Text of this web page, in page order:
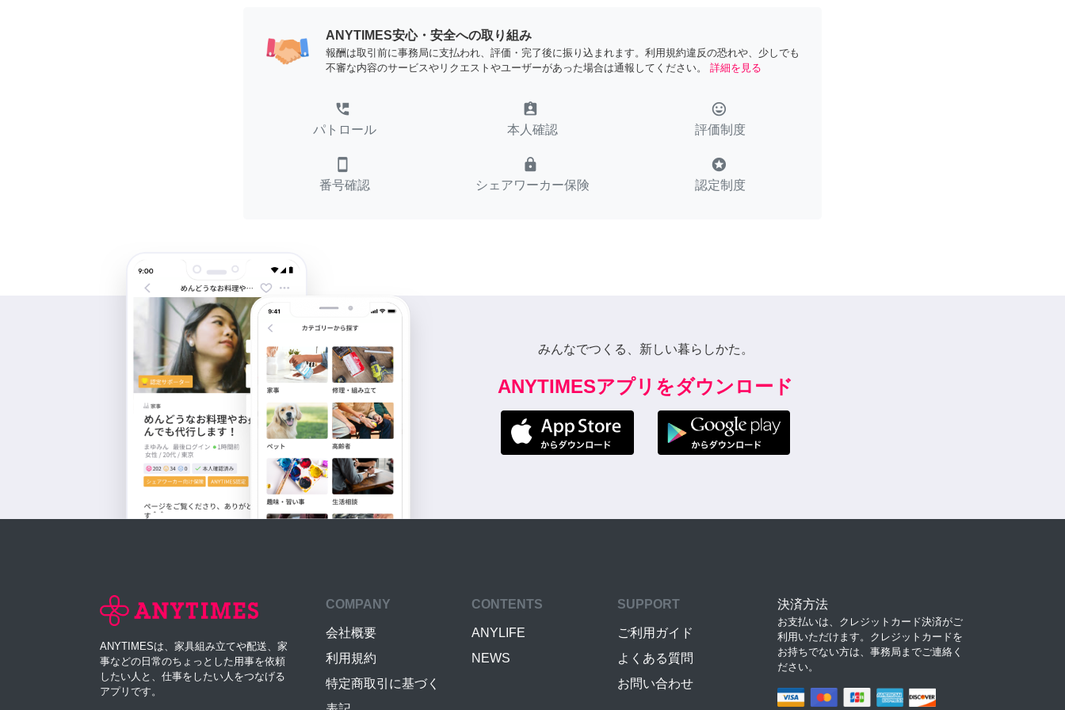
ANYTIMES安心・安全への取り組み
報酬は取引前に事務局に支払われ、評価・完了後に振り込まれます。利用規約違反の恐れや、少しでも
不審な内容のサービスやリクエストやユーザーがあった場合は通報してください。
詳細を見る
perm_phone_msg
パトロール
assignment_ind
本人確認
tag_faces
評価制度
smartphone
番号確認
lock
シェアワーカー保険
stars
認定制度
みんなでつくる、新しい暮らしかた。
ANYTIMESアプリをダウンロード
ANYTIMESは、家具組み立てや配送、家
事などの日常のちょっとした用事を依頼
したい人と、仕事をしたい人をつなげる
アプリです。
COMPANY
会社概要
利用規約
特定商取引に基づく
CONTENTS
ANYLIFE
NEWS
SUPPORT
ご利用ガイド
よくある質問
お問い合わせ
決済方法
お支払いは、クレジットカード決済がご
利用いただけます。クレジットカードを
お持ちでない方は、事務局までご連絡く
ださい。